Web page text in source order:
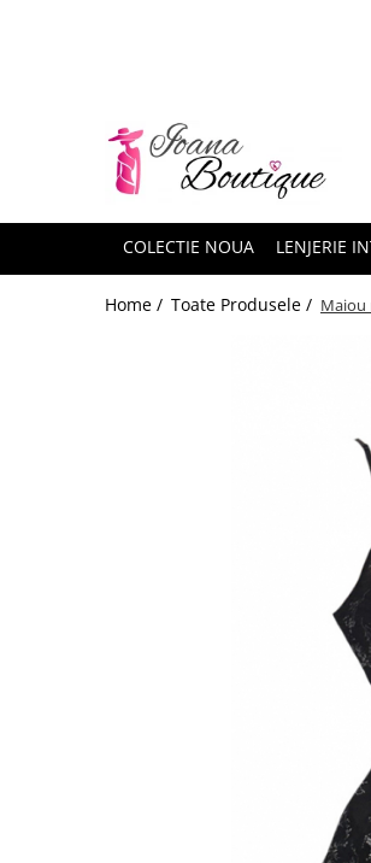
Lenjerie sexy
Chiloti brazilieni
Chiloti clasici
COLECTIE NOUA LENJERIE
Home / Toate Produsele / Maiou